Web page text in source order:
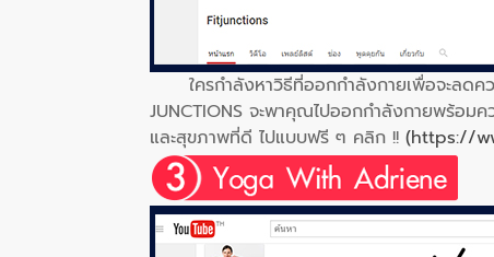
ใครกำลังหาวิธีที่ออกกำลังกายเพื่อจะลดคว
JUNCTIONS จะพาคุณไปออกกำลังกายพร้อม
และสุขภาพที่ดี ไปแบบฟรี ๆ คลิก !! (https://